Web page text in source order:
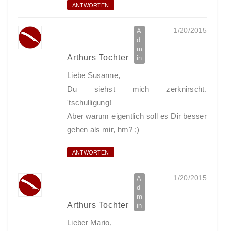
ANTWORTEN
Arthurs Tochter
1/20/2015
Liebe Susanne,
Du siehst mich zerknirscht.
'tschulligung!
Aber warum eigentlich soll es Dir besser
gehen als mir, hm? ;)
ANTWORTEN
Arthurs Tochter
1/20/2015
Lieber Mario,